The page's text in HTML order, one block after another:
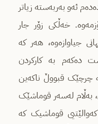
ئەو بەربەستە زیاتر
خەڵکی زۆر جار
جیاوازەوە، هەر کە
دەکەم بە کارکردن
چرچێک قبووڵ ناکەین
بەڵام لەسەر قوماشێک
قوماشیک کە